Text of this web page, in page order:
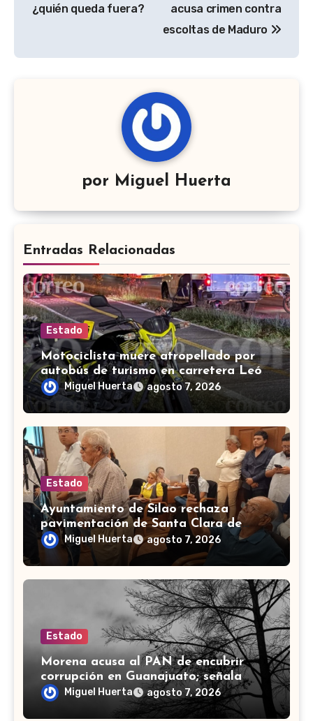
¿quién queda fuera?
acusa crimen contra
escoltas de Maduro
por Miguel Huerta
Entradas Relacionadas
Estado
Motociclista muere atropellado por
autobús de turismo en carretera León-
San Francisco del Rincón
Miguel Huerta agosto 7, 2026
Estado
Ayuntamiento de Silao rechaza
pavimentación de Santa Clara de
MarinesMiguel Huerta agosto 7, 2026
Estado
Morena acusa al PAN de encubrir
corrupción en Guanajuato; señala
desfalco de 107 mdp en Apaseo el
Alto
Miguel Huerta agosto 7, 2026